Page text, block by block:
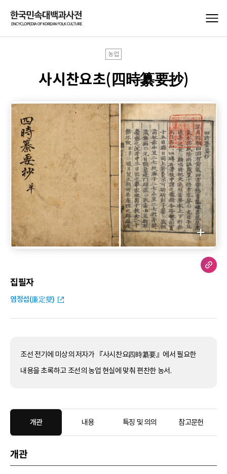
농업
사시찬요초(四時纂要抄)
집필자
염정섭(廉定燮)
조선 전기에 미상의 저자가 『사시찬요四時纂要』에서 필요한
내용을 초록하고 조선의 농업 현실에 맞춰 편찬한 농서.
개관 내용 특징 및 의의 참고문헌
개관